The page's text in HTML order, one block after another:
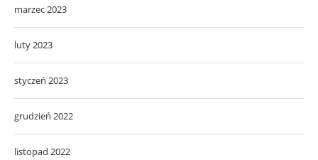
marzec 2023
luty 2023
styczeń 2023
grudzień 2022
listopad 2022